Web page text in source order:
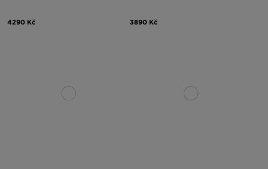
4290 Kč 3890 Kč